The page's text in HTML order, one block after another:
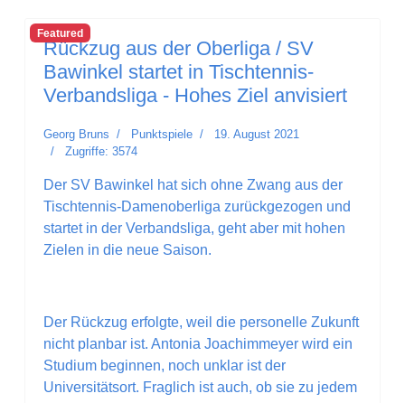
Featured
Rückzug aus der Oberliga / SV
Bawinkel startet in Tischtennis-
Verbandsliga - Hohes Ziel anvisiert
Georg Bruns Punktspiele
19. August 2021
Zugriffe: 3574
Der SV Bawinkel hat sich ohne Zwang aus der
Tischtennis-Damenoberliga zurückgezogen und
startet in der Verbandsliga, geht aber mit hohen
Zielen in die neue Saison.
Der Rückzug erfolgte, weil die personelle Zukunft
nicht planbar ist. Antonia Joachimmeyer wird ein
Studium beginnen, noch unklar ist der
Universitätsort. Fraglich ist auch, ob sie zu jedem